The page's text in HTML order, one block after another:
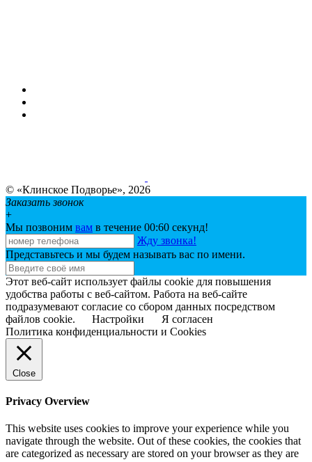
© «Клинское Подворье», 2026
Заказать звонок
+
Мы позвоним вам в течение 00:60 секунд!
Жду звонка!
Представьтесь и мы будем называть вас по имени.
Этот веб-сайт использует файлы cookie для повышения
удобства работы с веб-сайтом. Работа на веб-сайте
подразумевают согласие со сбором данных посредством
файлов cookie.
Настройки
Я согласен
Политика конфиденциальности и Cookies
Close
Privacy Overview
This website uses cookies to improve your experience while you
navigate through the website. Out of these cookies, the cookies that
are categorized as necessary are stored on your browser as they are